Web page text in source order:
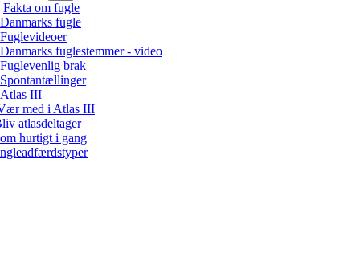
Fakta om fugle
Danmarks fugle
Fuglevideoer
Danmarks fuglestemmer - video
Fuglevenlig brak
Spontantællinger
Atlas III
med i Atlas III
atlasdeltager
hurtigt i gang